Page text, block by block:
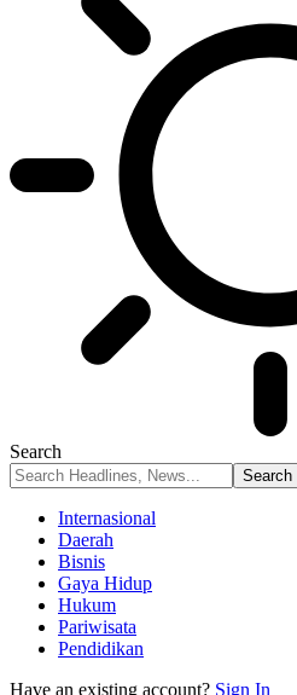
Search
Internasional
Daerah
Bisnis
Gaya Hidup
Hukum
Pariwisata
Pendidikan
Have an existing account? Sign In